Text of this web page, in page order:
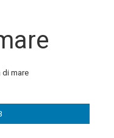
di mare